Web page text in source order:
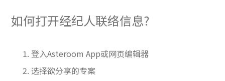
如何打开经纪人联络信息?
登入Asteroom App或网页编辑器
选择欲分享的专案